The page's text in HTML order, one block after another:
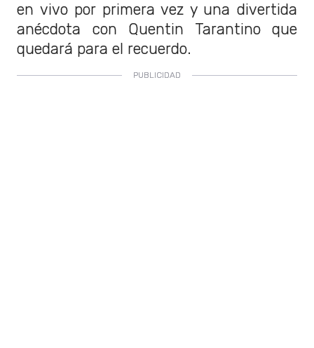
en vivo por primera vez y una divertida
anécdota con Quentin Tarantino que
quedará para el recuerdo.